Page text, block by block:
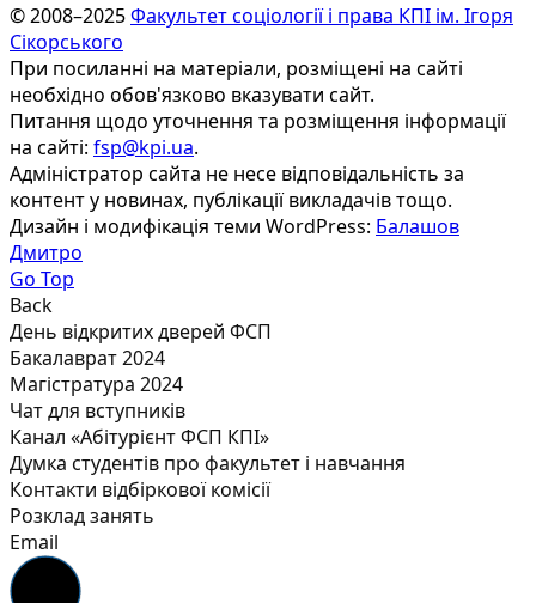
© 2008–2025Факультет соціології і права КПІ ім. Ігоря
Сікорського
При посиланні на матеріали, розміщені на сайті
необхідно обов'язково вказувати сайт.
Питання щодо уточнення та розміщення інформації
на сайті: fsp@kpi.ua.
Адміністратор сайта не несе відповідальність за
контент у новинах, публікації викладачів тощо.
Дизайн і модифікація теми WordPress: Балашов
Дмитро
Go Top
Back
День відкритих дверей ФСП
Бакалаврат 2024
Магістратура 2024
Чат для вступників
Канал «Абітурієнт ФСП КПІ»
Думка студентів про факультет і навчання
Контакти відбіркової комісії
Розклад занять
Email